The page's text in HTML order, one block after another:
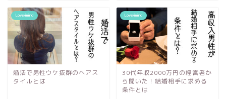
Love/mind
婚活で男性ウケ抜群のヘアス
タイルとは
Love/mind
30代年収2000万円の経営者か
ら聞いた！結婚相手に求める
条件とは